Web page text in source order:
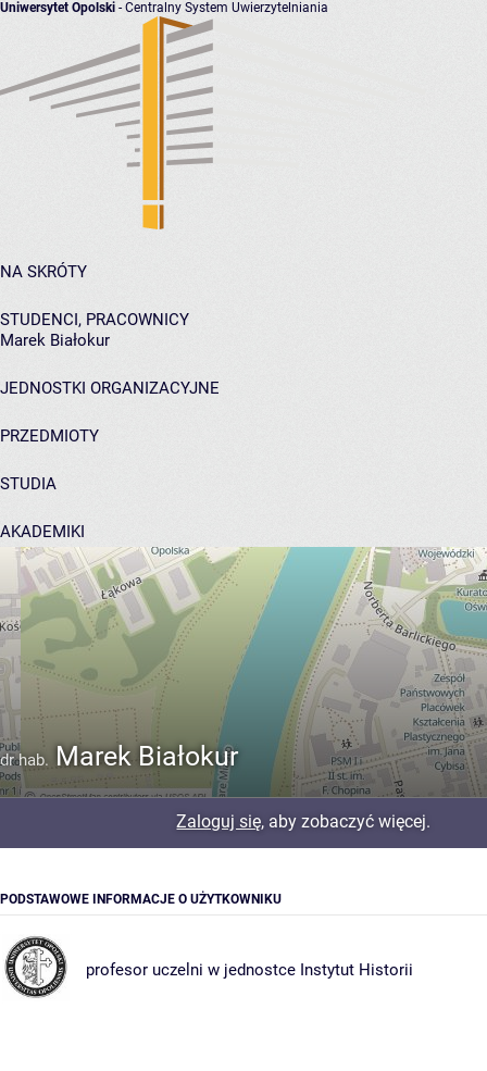
Uniwersytet Opolski - Centralny System Uwierzytelniania
NA SKRÓTY
STUDENCI, PRACOWNICY
Marek Białokur
JEDNOSTKI ORGANIZACYJNE
PRZEDMIOTY
STUDIA
AKADEMIKI
POMOC
dr hab. Marek Białokur
Zaloguj się, aby zobaczyć więcej.
PODSTAWOWE INFORMACJE O UŻYTKOWNIKU
profesor uczelni w jednostce Instytut Historii